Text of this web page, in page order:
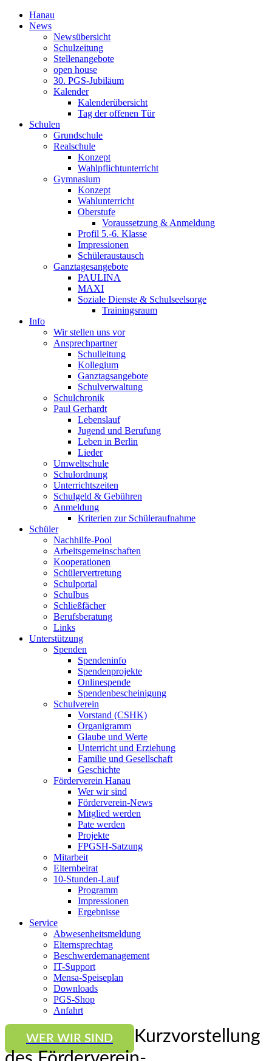
Hanau
News
Newsübersicht
Schulzeitung
Stellenangebote
open house
30. PGS-Jubiläum
Kalender
Kalenderübersicht
Tag der offenen Tür
Schulen
Grundschule
Realschule
Konzept
Wahlpflichtunterricht
Gymnasium
Konzept
Wahlunterricht
Oberstufe
Voraussetzung & Anmeldung
Profil 5.-6. Klasse
Impressionen
Schüleraustausch
Ganztagesangebote
PAULINA
MAXI
Soziale Dienste & Schulseelsorge
Trainingsraum
Info
Wir stellen uns vor
Ansprechpartner
Schulleitung
Kollegium
Ganztagsangebote
Schulverwaltung
Schulchronik
Paul Gerhardt
Lebenslauf
Jugend und Berufung
Leben in Berlin
Lieder
Umweltschule
Schulordnung
Unterrichtszeiten
Schulgeld & Gebühren
Anmeldung
Kriterien zur Schüleraufnahme
Schüler
Nachhilfe-Pool
Arbeitsgemeinschaften
Kooperationen
Schülervertretung
Schulportal
Schulbus
Schließfächer
Berufsberatung
Links
Unterstützung
Spenden
Spendeninfo
Spendenprojekte
Onlinespende
Spendenbescheinigung
Schulverein
Vorstand (CSHK)
Organigramm
Glaube und Werte
Unterricht und Erziehung
Familie und Gesellschaft
Geschichte
Förderverein Hanau
Wer wir sind
Förderverein-News
Mitglied werden
Pate werden
Projekte
FPGSH-Satzung
Mitarbeit
Elternbeirat
10-Stunden-Lauf
Programm
Impressionen
Ergebnisse
Service
Abwesenheitsmeldung
Elternsprechtag
Beschwerdemanagement
IT-Support
Mensa-Speiseplan
Downloads
PGS-Shop
Anfahrt
WER WIR SIND
Kurzvorstellung